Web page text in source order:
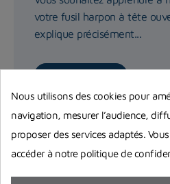
votre fusil harpon à tête
explique précisément...
Nous utilisons des cookies pour
navigation, mesurer l’audience,
proposer des services adaptés.
accéder à notre politique de